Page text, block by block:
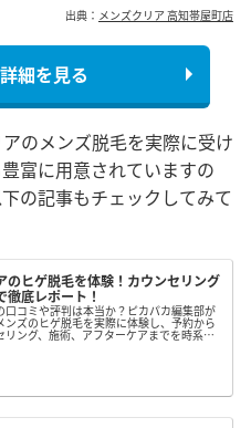
出典： メンズクリア 高知帯屋町店
細を見る
のメンズ脱毛を実際に受け
富に用意されていますの
の記事もチェックしてみて
のヒゲ脱毛を体験！カウンセリング
徹底レポート！
口コミや評判は本当か？ピカパカ編集部が
ンズのヒゲ脱毛を実際に体験し、予約から
リング、施術、アフターケアまでを時系列